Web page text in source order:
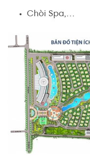
Chòi Spa,…